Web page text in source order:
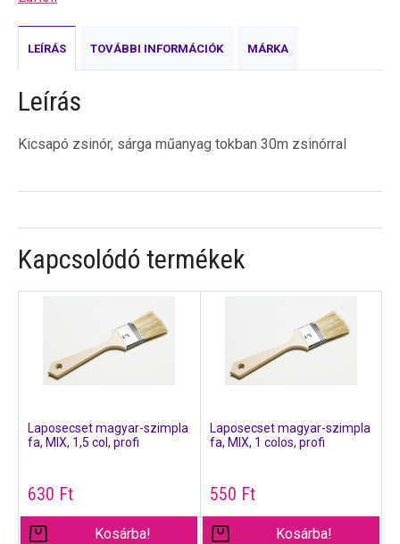
LEÍRÁS TOVÁBBI INFORMÁCIÓK MÁRKA
Leírás
Kicsapó zsinór, sárga műanyag tokban 30m zsinórral
Kapcsolódó termékek
Laposecset magyar-szimpla
fa, MIX, 1,5 col, profi
630 Ft
Kosárba!
Laposecset magyar-szimpla
fa, MIX, 1 colos, profi
550 Ft
Kosárba!